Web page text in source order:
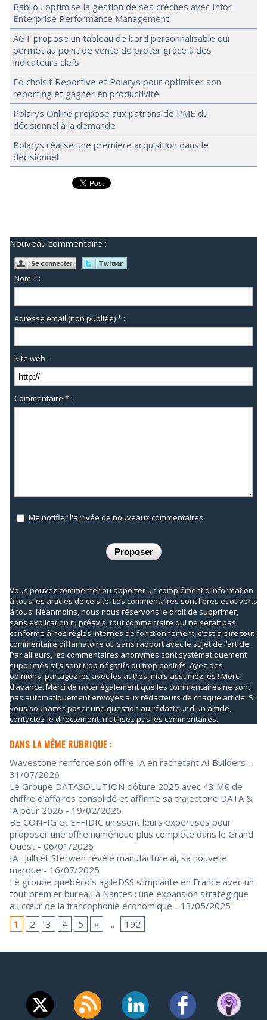
Babilou optimise la gestion de ses crèches avec Infor
Enterprise Performance Management
AGT propose un tableau de bord personnalisable qui
permet au point de vente de piloter grâce à des
indicateurs clefs
Ed choisit Reportive et Polarys pour optimiser son
reporting et gagner en productivité
Polarys Online propose aux patrons de PME du
décisionnel à la demande
Polarys réalise une première acquisition dans le
décisionnel
Nouveau commentaire :
Nom * :
Adresse email (non publiée) * :
Site web :
Commentaire * :
Me notifier l'arrivée de nouveaux commentaires
Vous pouvez commenter ou apporter un complément d’information
à tous les articles de ce site. Les commentaires sont libres et ouverts
à tous. Néanmoins, nous nous réservons le droit de supprimer,
sans explication ni préavis, tout commentaire qui ne serait pas
conforme à nos règles internes de fonctionnement, c'est-à-dire tout
commentaire diffamatoire ou sans rapport avec le sujet de l’article.
Par ailleurs, les commentaires anonymes sont systématiquement
supprimés s’ils sont trop négatifs ou trop positifs. Ayez des
opinions, partagez les avec les autres, mais assumez les ! Merci
d’avance. Merci de noter également que les commentaires ne sont
pas automatiquement envoyés aux rédacteurs de chaque article. Si
vous souhaitez poser une question au rédacteur d'un article,
contactez-le directement, n'utilisez pas les commentaires.
DANS LA MÊME RUBRIQUE :
Wavestone renforce son offre IA en rachetant AI Builders -
31/07/2026
Le Groupe DATASOLUTION clôture 2025 avec 43 M€ de
chiffre d’affaires consolidé et affirme sa trajectoire DATA &
IA pour 2026 - 19/02/2026
BE CONFIG et EFFIDIC unissent leurs expertises pour
proposer une offre numérique plus complète dans le Grand
Ouest - 06/01/2026
IA : Julhiet Sterwen révèle manufacture.ai, sa nouvelle
marque - 16/07/2025
Le groupe québécois agileDSS s’implante en France avec un
tout premier bureau à Nantes : une expansion stratégique
au cœur de la francophonie économique - 13/05/2025
1
2 3 4 5 » ... 192